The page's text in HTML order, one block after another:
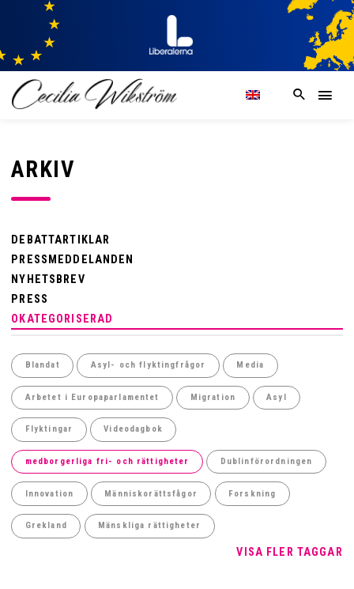
ARKIV
DEBATTARTIKLAR
PRESSMEDDELANDEN
NYHETSBREV
PRESS
OKATEGORISERAD
Blandat Asyl- och flyktingfrågor Media
Arbetet i Europaparlamentet Migration Asyl
Flyktingar Videodagbok
medborgerliga fri- och rättigheter Dublinförordningen
Innovation Människorättsfågor Forskning
Grekland Mänskliga rättigheter
VISA FLER TAGGAR